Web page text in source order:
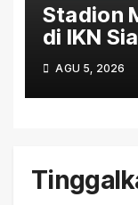
Stadion
di IKN
Nasional
AGU 5, 2026